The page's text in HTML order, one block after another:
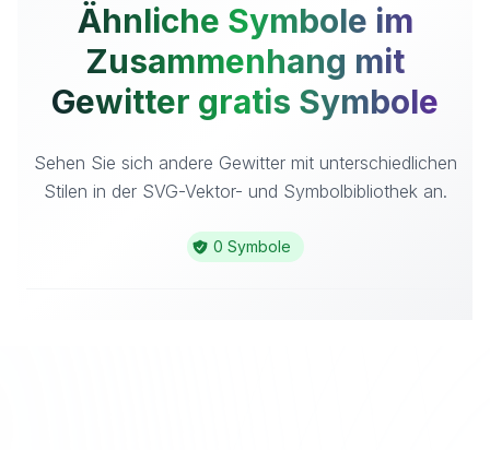
Ähnliche Symbole im
Zusammenhang mit
Gewitter gratis Symbole
Sehen Sie sich andere Gewitter mit unterschiedlichen
Stilen in der SVG-Vektor- und Symbolbibliothek an.
0 Symbole